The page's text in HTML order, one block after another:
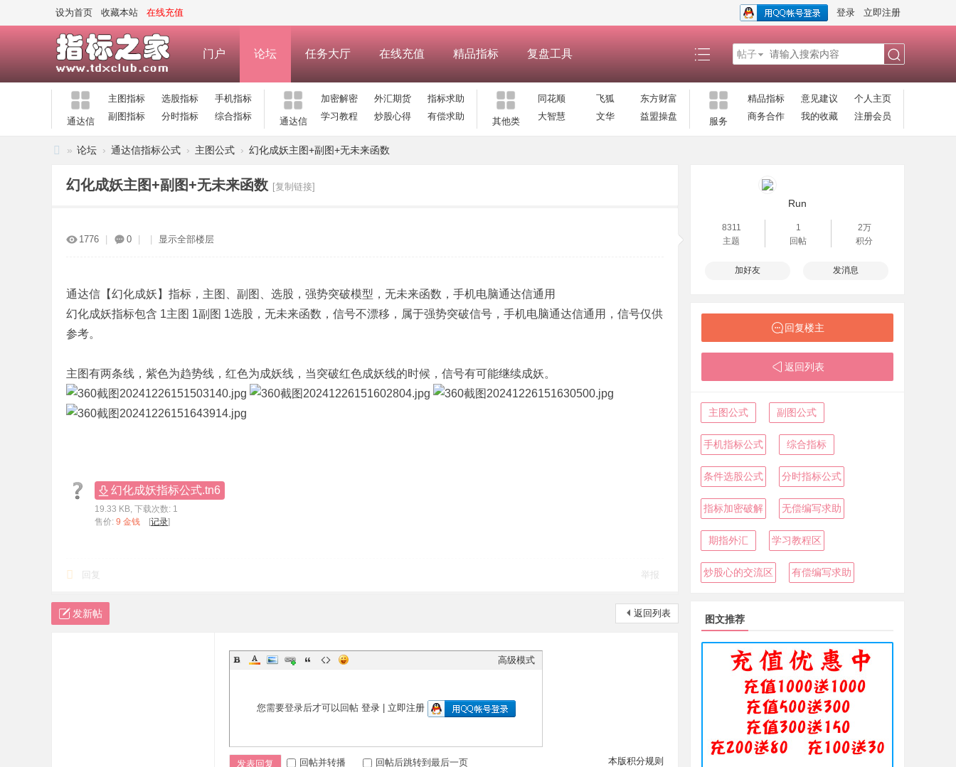
设为首页 收藏本站 在线充值 登录 立即注册
门户 论坛 任务大厅 在线充值 精品指标 复盘工具 帖子
通达信
主图指标 选股指标
手机指标
副图指标
分时指标 综合指标 通达信
加密解密 外汇期货
指标求助
学习教程
炒股心得 有偿求助 其他类
同花顺 飞狐
东方财富
大智慧
文华 益盟操盘 服务
精品指标 意见建议
个人主页
商务合作
我的收藏 注册会员
» 论坛 › 通达信指标公式 › 主图公式 › 幻化成妖主图+副图+无未来函数
幻化成妖主图+副图+无未来函数 [复制链接]
1776 0 显示全部楼层
通达信【幻化成妖】指标，主图、副图、选股，强势突破模型，无未来函数，手机电脑通达信通用
幻化成妖指标包含 1主图 1副图 1选股，无未来函数，信号不漂移，属于强势突破信号，手机电脑通达信通用，信号仅供
参考。
主图有两条线，紫色为趋势线，红色为成妖线，当突破红色成妖线的时候，信号有可能继续成妖。
幻化成妖指标公式.tn6
19.33 KB, 下载次数: 1
售价: 9 金钱 [记录]
回复 举报
返回列表
发新帖
高级模式
您需要登录后才可以回帖 登录| 立即注册
本版积分规则
发表回复 回帖并转播 回帖后跳转到最后一页
Run
8311
主题
1
回帖
2万
积分
加好友 发消息
回复楼主
返回列表
主图公式 副图公式
手机指标公式 综合指标
条件选股公式 分时指标公式
指标加密破解 无偿编写求助
期指外汇 学习教程区
炒股心的交流区 有偿编写求助
图文推荐